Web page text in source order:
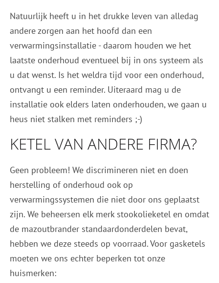
Natuurlijk heeft u in het drukke leven van alledag
andere zorgen aan het hoofd dan een
verwarmingsinstallatie - daarom houden we het
laatste onderhoud eventueel bij in ons systeem als
u dat wenst. Is het weldra tijd voor een onderhoud,
ontvangt u een reminder. Uiteraard mag u de
installatie ook elders laten onderhouden, we gaan u
heus niet stalken met reminders ;-)
KETEL VAN ANDERE FIRMA?
Geen probleem! We discrimineren niet en doen
herstelling of onderhoud ook op
verwarmingssystemen die niet door ons geplaatst
zijn. We beheersen elk merk stookolieketel en omdat
de mazoutbrander standaardonderdelen bevat,
hebben we deze steeds op voorraad. Voor gasketels
moeten we ons echter beperken tot onze
huismerken: